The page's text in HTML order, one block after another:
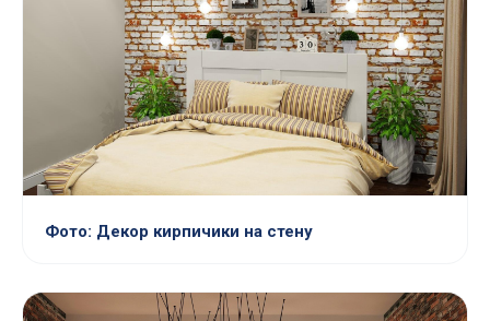
Фото: Декор кирпичики на стену